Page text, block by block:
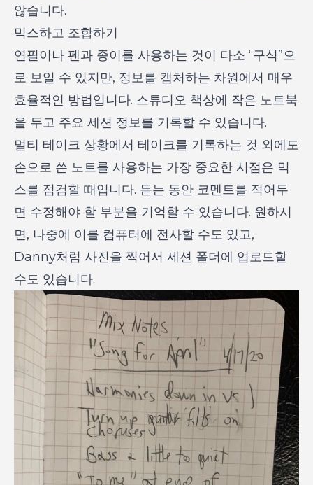
않습니다.
믹스하고 조합하기
연필이나 펜과 종이를 사용하는 것이 다소 “구식”으
로 보일 수 있지만, 정보를 캡처하는 차원에서 매우
효율적인 방법입니다. 스튜디오 책상에 작은 노트북
을 두고 주요 세션 정보를 기록할 수 있습니다.
멀티 테이크 상황에서 테이크를 기록하는 것 외에도
손으로 쓴 노트를 사용하는 가장 중요한 시점은 믹
스를 점검할 때입니다. 듣는 동안 코멘트를 적어두
면 수정해야 할 부분을 기억할 수 있습니다. 원하시
면, 나중에 이를 컴퓨터에 전사할 수도 있고,
Danny처럼 사진을 찍어서 세션 폴더에 업로드할
수도 있습니다.